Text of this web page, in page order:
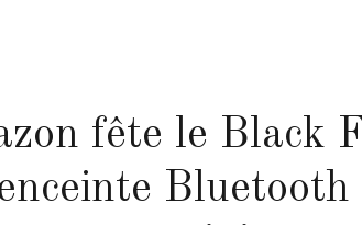
fête le Black